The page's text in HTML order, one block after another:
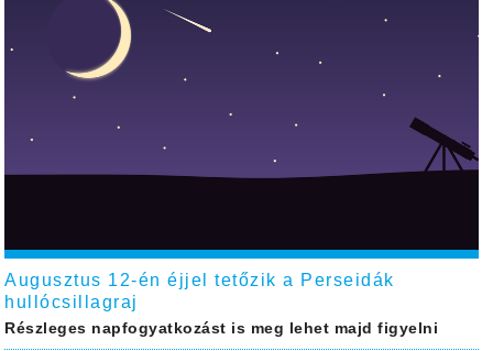
Augusztus 12-én éjjel tetőzik a Perseidák
hullócsillagraj
Részleges napfogyatkozást is meg lehet majd figyelni